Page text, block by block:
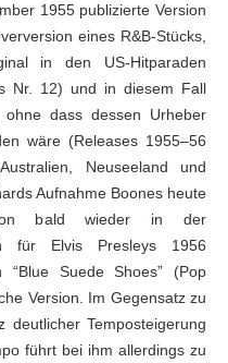
1955 publizierte Version
eines R&B-Stücks,
in den US-Hitparaden
Nr. 12) und in diesem Fall
dass dessen Urheber
wäre (Releases 1955–56
Neuseeland und
Aufnahme Boones heute
bald wieder in der
für Elvis Presleys 1956
“Blue Suede Shoes” (Pop
Version. Im Gegensatz zu
deutlicher Temposteigerung
führt bei ihm allerdings zu